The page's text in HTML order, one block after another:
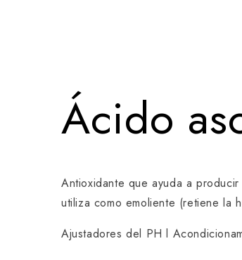
Ácido
Antioxidante que ayuda a
utiliza como emoliente (retiene la
Ajustadores del PH l